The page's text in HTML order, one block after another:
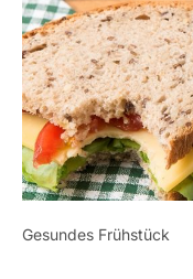
Gesundes Frühstück